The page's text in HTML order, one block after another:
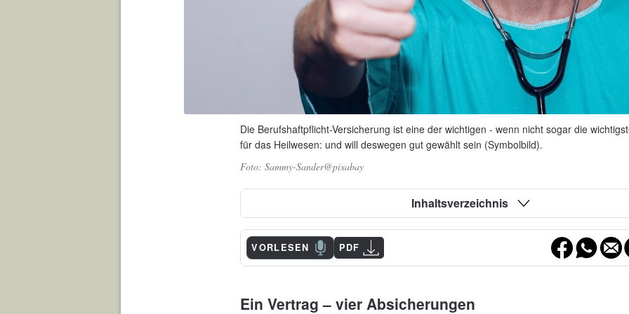
Die Berufshaftpflicht-Versicherung ist eine der wichtigen - wenn nicht sogar die
für das Heilwesen: und will deswegen gut gewählt sein (Symbolbild).
Sammy-Sander@pixabay
Inhaltsverzeichnis
VORLESEN PDF
Ein Vertrag – vier Absicherungen